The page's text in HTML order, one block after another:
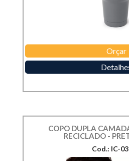
Orçar
COPO DUPLA
RECICLADO -
Cod.: IC-